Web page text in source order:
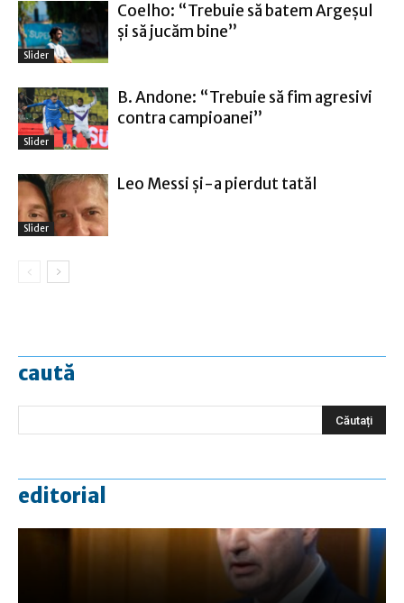
Slider
Coelho: “Trebuie să batem Argeşul
şi să jucăm bine”
Slider
B. Andone: “Trebuie să fim agresivi
contra campioanei”
Slider
Leo Messi şi-a pierdut tatăl
caută
editorial